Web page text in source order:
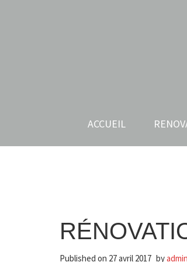
ACCUEIL
Published on 27 avril 2017 byadmin